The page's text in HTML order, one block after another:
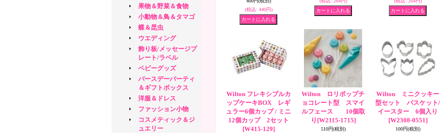
果物＆野菜＆食物
小動物＆鳥＆タマゴ
蝶＆昆虫
ウエディング
飾り板/メッセージプ
レート/ラベル
ベビーグッズ
バースデーパーティ
＆ギフトボックス
洋服＆ドレス
ファッション小物
コスメティック＆ジ
ュエリー
(税込: 440円)
Wilton フレキシブルカ
ップケーキBOX レギ
ュラー6個カップ / ミニ
12個カップ 2セット
[W415-129]
Wilton ロリポップチ
ョコレート型 スマイ
ルフェース 10個取
り [W2115-1715]
510円(税別)
Wilton ミニクッキー
型セット バスケット/
イースター 6個入り
[W2308-0551]
100円(税別)